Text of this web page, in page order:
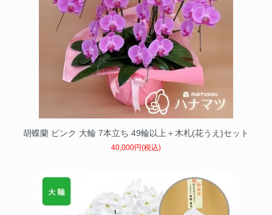
胡蝶蘭 ピンク 大輪 7本立ち 49輪以上＋木札(花うえ)セット
40,000円(税込)